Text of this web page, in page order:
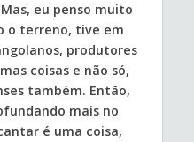
eu penso muito
o terreno, tive em
produtores
coisas e não só,
também. Então,
mais no
é uma coisa,